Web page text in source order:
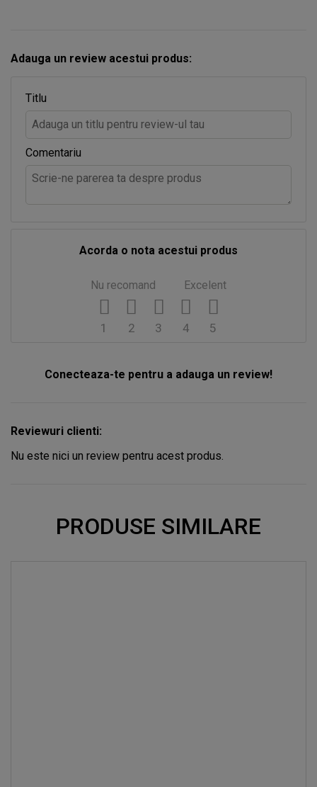
Adauga un review acestui produs:
Titlu
Comentariu
Acorda o nota acestui produs
Nu recomand Excelent
5
4
3
2
1
Conecteaza-te pentru a adauga un review!
Reviewuri clienti:
Nu este nici un review pentru acest produs.
PRODUSE SIMILARE